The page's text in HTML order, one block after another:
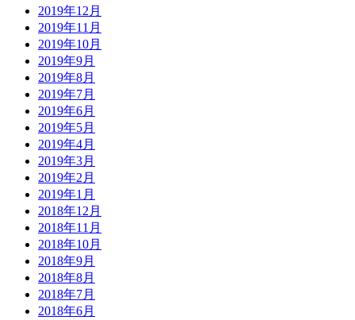
2019年12月
2019年11月
2019年10月
2019年9月
2019年8月
2019年7月
2019年6月
2019年5月
2019年4月
2019年3月
2019年2月
2019年1月
2018年12月
2018年11月
2018年10月
2018年9月
2018年8月
2018年7月
2018年6月